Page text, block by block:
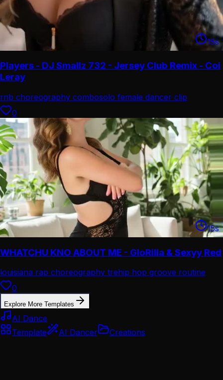
15s
Players - DJ Smallz 732 - Jersey Club Remix - Coi
Leray
rnb choreography combosolo female dancer clip
0
15s
WHATCHU KNO ABOUT ME - GloRilla & Sexyy Red
louisiana rap choreography trehip hop groove routine
0
Explore More Templates
AI Dance
Template
AI Dancer Creations